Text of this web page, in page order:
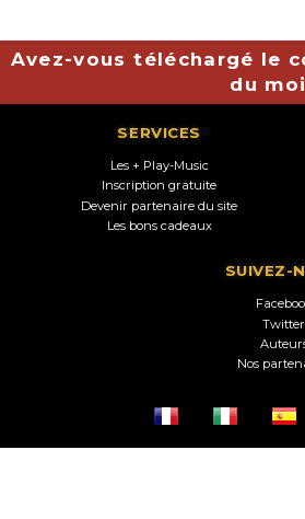
Avez-vous téléchargé le
du
SERVICES
Les + Play-Music
Inscription gratuite
Devenir partenaire du site
Les bons cadeaux
SUIVEZ-
Twitter
Nos